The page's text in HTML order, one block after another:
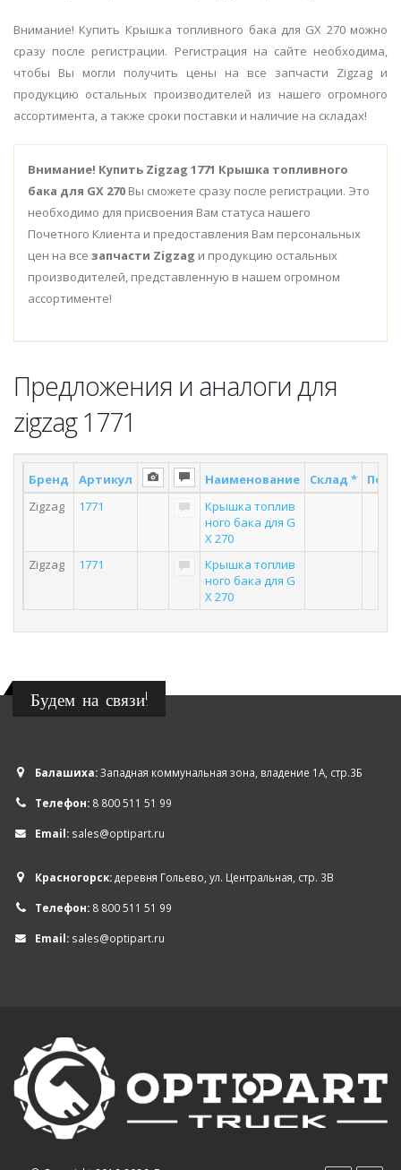
Внимание! Купить Крышка топливного бака для GX 270 можно
сразу после регистрации. Регистрация на сайте необходима,
чтобы Вы могли получить цены на все запчасти Zigzag и
продукцию остальных производителей из нашего огромного
ассортимента, а также сроки поставки и наличие на складах!
Внимание! Купить Zigzag 1771 Крышка топливного
бака для GX 270 Вы сможете сразу после регистрации. Это
необходимо для присвоения Вам статуса нашего
Почетного Клиента и предоставления Вам персональных
цен на все запчасти Zigzag и продукцию остальных
производителей, представленную в нашем огромном
ассортименте!
Предложения и аналоги для
zigzag 1771
Бренд Артикул Наименование Склад *
Zigzag
1771
Крышка топлив
ного бака для G
X 270
Zigzag 1771
Крышка топлив
ного бака для G
X 270
Будем на связи!
Балашиха:Западная коммунальная зона, владение 1А, стр.3Б
Телефон: 8 800 511 51 99
Email: sales@optipart.ru
Красногорск:деревня Гольево, ул. Центральная, стр. 3В
Телефон: 8 800 511 51 99
Email: sales@optipart.ru